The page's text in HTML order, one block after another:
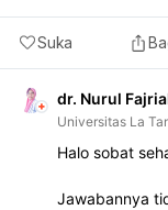
Suka
dr. Nurul
Universitas La
Halo sobat
Jawabannya